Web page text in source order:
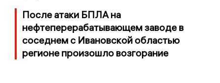
После атаки БПЛА на
нефтеперерабатывающем заводе в
соседнем с Ивановской областью
регионе произошло возгорание